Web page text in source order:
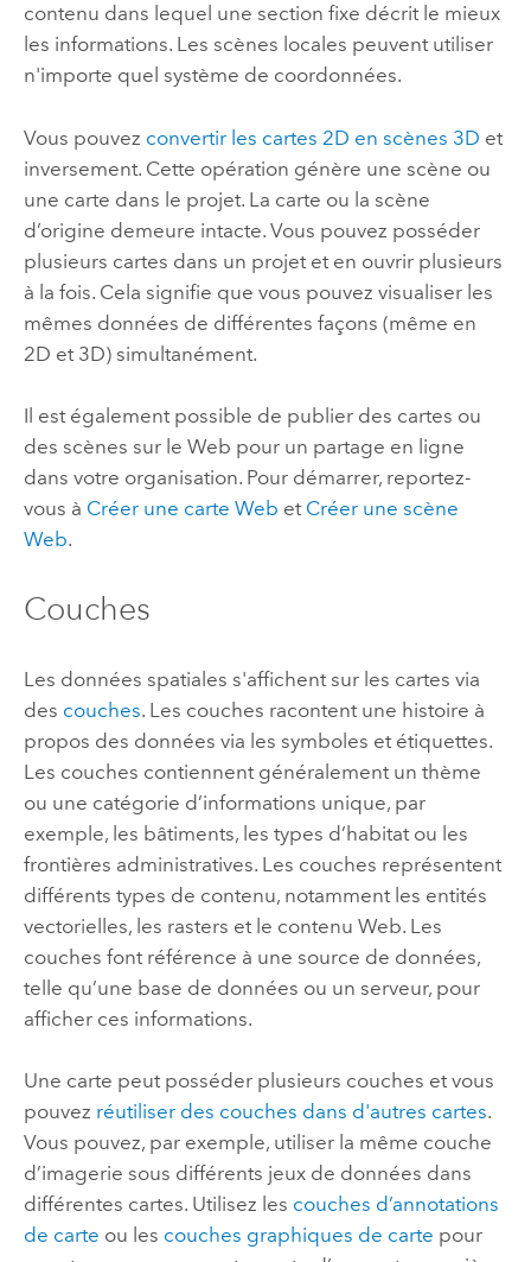
contenu dans lequel une section fixe décrit le mieux
les informations. Les scènes locales peuvent utiliser
n'importe quel système de coordonnées.
Vous pouvez convertir les cartes 2D en scènes 3D et
inversement. Cette opération génère une scène ou
une carte dans le projet. La carte ou la scène
d’origine demeure intacte. Vous pouvez posséder
plusieurs cartes dans un projet et en ouvrir plusieurs
à la fois. Cela signifie que vous pouvez visualiser les
mêmes données de différentes façons (même en
2D et 3D) simultanément.
Il est également possible de publier des cartes ou
des scènes sur le Web pour un partage en ligne
dans votre organisation. Pour démarrer, reportez-
vous à Créer une carte Web et Créer une scène
Web.
Couches
Les données spatiales s'affichent sur les cartes via
des couches. Les couches racontent une histoire à
propos des données via les symboles et étiquettes.
Les couches contiennent généralement un thème
ou une catégorie d’informations unique, par
exemple, les bâtiments, les types d’habitat ou les
frontières administratives. Les couches représentent
différents types de contenu, notamment les entités
vectorielles, les rasters et le contenu Web. Les
couches font référence à une source de données,
telle qu’une base de données ou un serveur, pour
afficher ces informations.
Une carte peut posséder plusieurs couches et vous
pouvez réutiliser des couches dans d'autres cartes.
Vous pouvez, par exemple, utiliser la même couche
d’imagerie sous différents jeux de données dans
différentes cartes. Utilisez les couches d’annotations
de carte ou les couches graphiques de carte pour